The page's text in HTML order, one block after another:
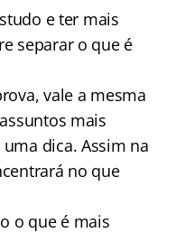
e ter mais
separar o que é
vale a mesma
mais
dica. Assim na
no que
o que é mais